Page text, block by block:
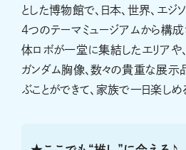
とした博物館で、日本、世界、エジ
4つのテーマミュージアムから構
体ロボが一堂に集結したエリア
ガンダム胸像、数々の貴重な展示
ぶことができて、家族で一日楽し